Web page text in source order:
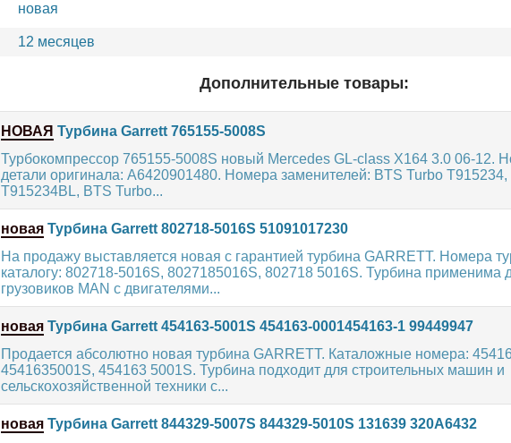
новая
12 месяцев
Дополнительные товары:
НОВАЯ Турбина Garrett 765155-5008S
Турбокомпрессор 765155-5008S новый Mercedes GL-class X164 3.0 06-12.
детали оригинала: A6420901480. Номера заменителей: BTS Turbo
T915234BL, BTS Turbo...
новая Турбина Garrett 802718-5016S 51091017230
На продажу выставляется новая с гарантией турбина GARRETT. Номера
каталогу: 802718-5016S, 8027185016S, 802718 5016S. Турбина применима
грузовиков MAN с двигателями...
новая Турбина Garrett 454163-5001S 454163-0001454163-1 99449947
Продается абсолютно новая турбина GARRETT. Каталожные номера:
4541635001S, 454163 5001S. Турбина подходит для строительных машин и
сельскохозяйственной техники с...
новая Турбина Garrett 844329-5007S 844329-5010S 131639 320A6432